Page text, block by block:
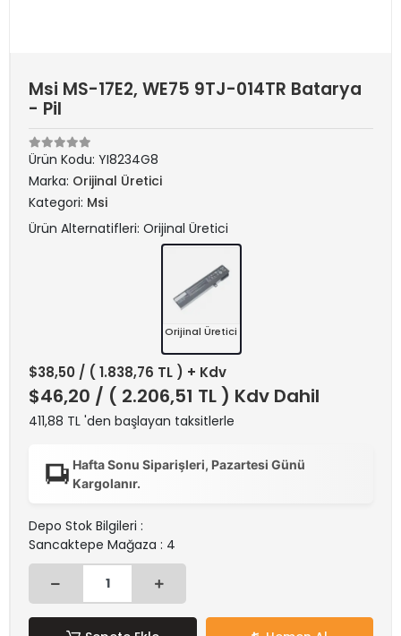
Msi MS-17E2, WE75 9TJ-014TR Batarya
- Pil
Ürün Kodu: YI8234G8
Marka: Orijinal Üretici
Kategori: Msi
Ürün Alternatifleri: Orijinal Üretici
Orijinal Üretici
$38,50 / ( 1.838,76 TL ) + Kdv
$46,20 / ( 2.206,51 TL ) Kdv Dahil
411,88 TL 'den başlayan taksitlerle
Hafta Sonu Siparişleri, Pazartesi Günü
Kargolanır.
Depo Stok Bilgileri :
Sancaktepe Mağaza : 4